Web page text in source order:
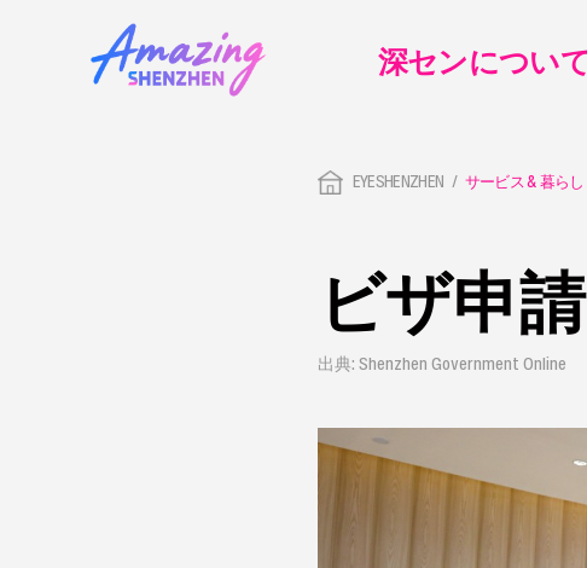
EYESHENZHEN サービス & 暮らし
ビザ申
出典: Shenzhen Government Online
深センについて